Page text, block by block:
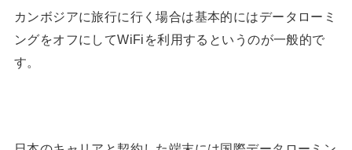
カンボジアに旅行に行く場合は基本的にはデータローミ
ングをオフにしてWiFiを利用するというのが一般的で
す。